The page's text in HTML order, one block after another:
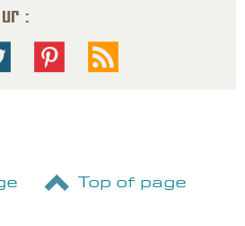
:
Top of page